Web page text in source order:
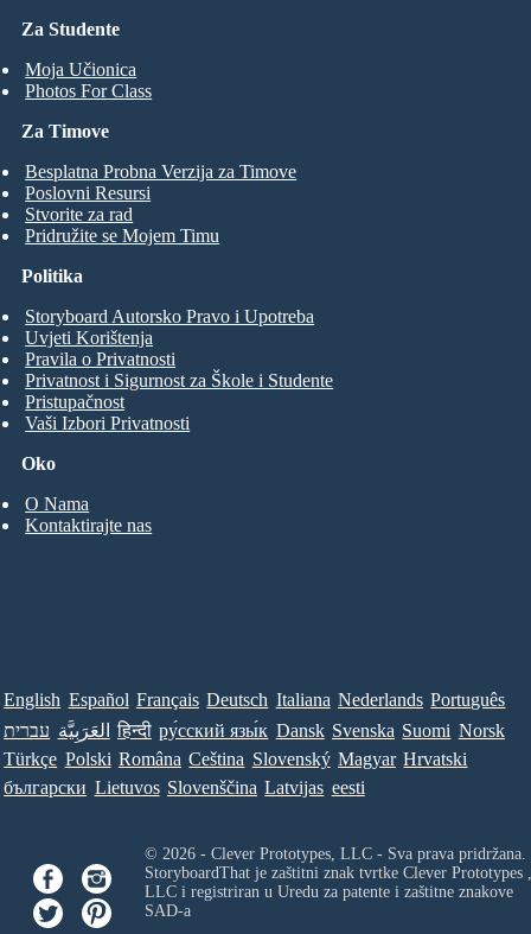
Za Studente
Moja Učionica
Photos For Class
Za Timove
Besplatna Probna Verzija za Timove
Poslovni Resursi
Stvorite za rad
Pridružite se Mojem Timu
Oko
O Nama
Kontaktirajte nas
Politika
Storyboard Autorsko Pravo i Upotreba
Uvjeti Korištenja
Pravila o Privatnosti
Privatnost i Sigurnost za Škole i Studente
Pristupačnost
Vaši Izbori Privatnosti
English Español Français Deutsch Italiana Nederlands Português
עברית العَرَبِيَّة हिन्दी ру́сский язы́к Dansk Svenska Suomi Norsk
Türkçe Polski Româna Ceština Slovenský Magyar Hrvatski
български Lietuvos Slovenščina Latvijas eesti
© 2026 - Clever Prototypes, LLC - Sva prava pridržana.
StoryboardThat je zaštitni znak tvrtke Clever Prototypes ,
LLCi registriran u Uredu za patente i zaštitne znakove
SAD-a